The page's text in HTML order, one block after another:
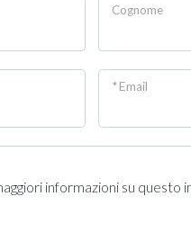
Cognome
* Email